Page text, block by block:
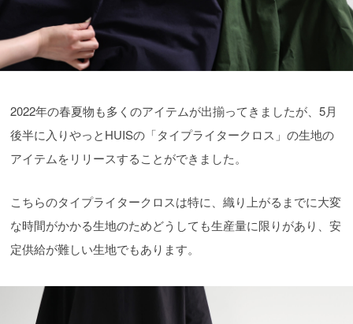
2022年の春夏物も多くのアイテムが出揃ってきましたが、5月
後半に入りやっとHUISの「タイプライタークロス」の生地の
アイテムをリリースすることができました。
こちらのタイプライタークロスは特に、織り上がるまでに大変
な時間がかかる生地のためどうしても生産量に限りがあり、安
定供給が難しい生地でもあります。